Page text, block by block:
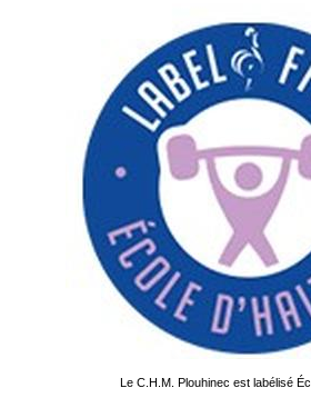
Le C.H.M. Plouhinec est labélisé